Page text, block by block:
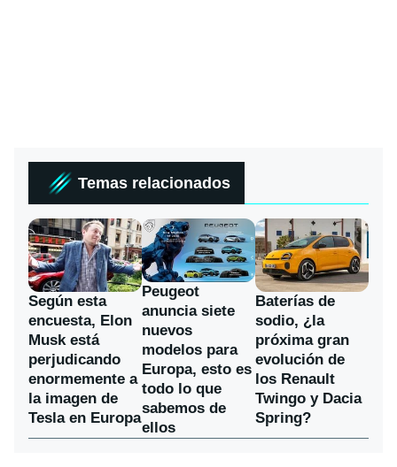
Temas relacionados
Según esta
encuesta, Elon
Musk está
perjudicando
enormemente a
la imagen de
Tesla en Europa
Peugeot
anuncia siete
nuevos
modelos para
Europa, esto es
todo lo que
sabemos de
ellos
Baterías de
sodio, ¿la
próxima gran
evolución de
los Renault
Twingo y Dacia
Spring?